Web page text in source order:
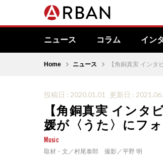
ニュース コラム イン
Home ニュース 【角銅真実 イン
投稿日 : 2020.01.01 更新日 :
【角銅真実 インタ
媛が〈うた〉にフ
Music
取材・文／村尾泰郎 撮影／平野 明